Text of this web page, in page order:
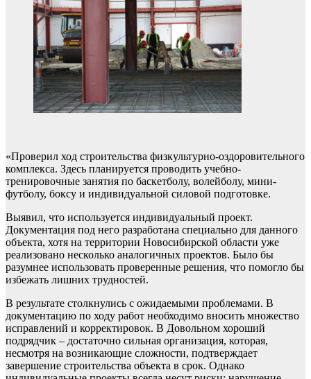
«Проверил ход строительства физкультурно-оздоровительного
комплекса. Здесь планируется проводить учебно-
тренировочные занятия по баскетболу, волейболу, мини-
футболу, боксу и индивидуальной силовой подготовке.
Выявил, что используется индивидуальный проект.
Документация под него разработана специально для данного
объекта, хотя на территории Новосибирской области уже
реализовано несколько аналогичных проектов. Было бы
разумнее использовать проверенные решения, что помогло бы
избежать лишних трудностей.
В результате столкнулись с ожидаемыми проблемами. В
документацию по ходу работ необходимо вносить множество
исправлений и корректировок. В Довольном хороший
подрядчик – достаточно сильная организация, которая,
несмотря на возникающие сложности, подтверждает
завершение строительства объекта в срок. Однако